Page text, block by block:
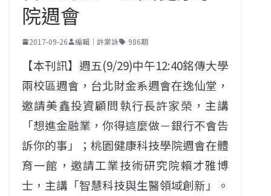
院週會
2017-09-26 編輯｜許棠詠 986期
【本刊訊】週五(9/29)中午12:40銘傳大學
兩校區週會，台北財金系週會在逸仙堂，
邀請美鑫投資顧問執行長許家榮，主講
「想進金融業，你得這麼做－銀行不會告
訴你的事」；桃園健康科技學院週會在體
育一館，邀請工業技術研究院賴才雅博
士，主講「智慧科技與生醫領域創新」。